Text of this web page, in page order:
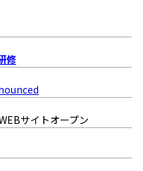
修
サイトオープン